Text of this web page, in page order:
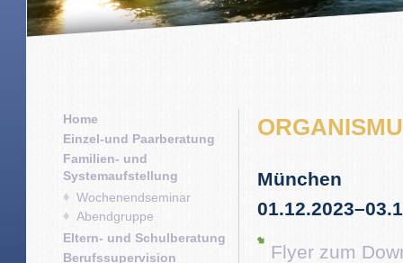
Home
Einzel-und Paarberatung
Familien- und
Systemaufstellung
Wochenendseminar
Abendgruppe
Eltern- und Schulberatung
Berufssupervision
München
Flyer zum